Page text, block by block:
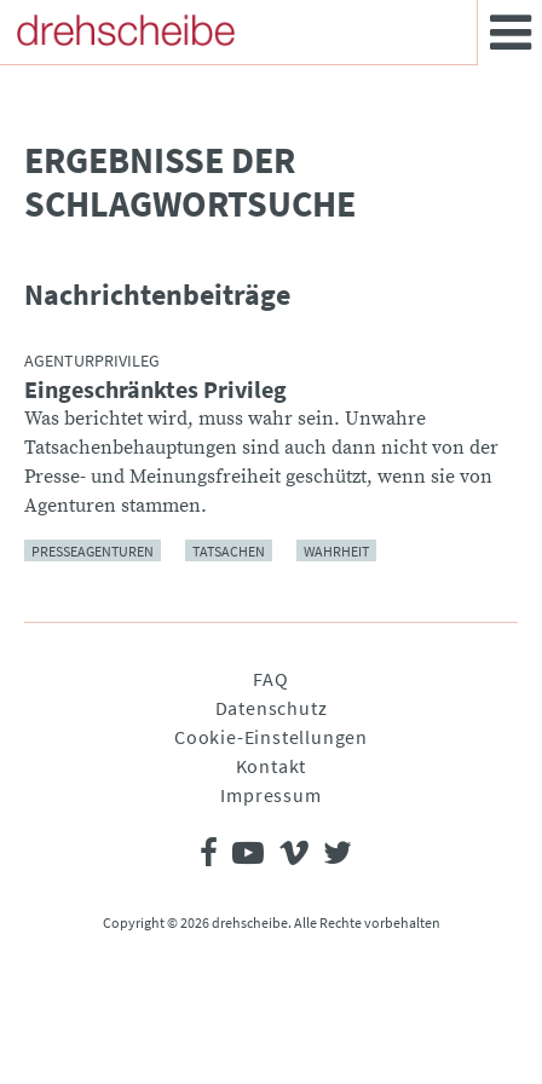
­ERGEBNISSE DER
SCHLAGWORTSUCHE
Nachrichtenbeiträge
AGENTURPRIVILEG
Eingeschränktes Privileg
Was berichtet wird, muss wahr sein. Unwahre
Tatsachenbehauptungen sind auch dann nicht von der
Presse- und Meinungsfreiheit geschützt, wenn sie von
Agenturen stammen.
PRESSEAGENTUREN TATSACHEN WAHRHEIT
FAQ
Datenschutz
Cookie-Einstellungen
Kontakt
Impressum
Copyright © 2026 drehscheibe. Alle Rechte vorbehalten